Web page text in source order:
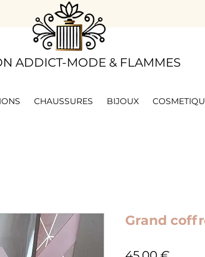
ADDICT-MODE & FLAMMES
CHAUSSURES BIJOUX
Grand